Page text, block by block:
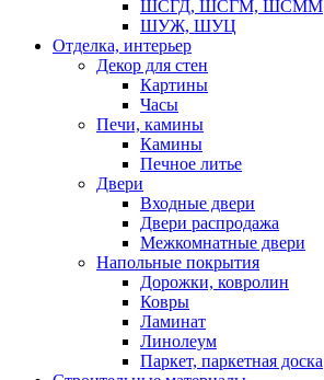
ШСГД, ШСГМ, ШСММ
ШУЖ, ШУЦ
Отделка, интерьер
Декор для стен
Картины
Часы
Печи, камины
Камины
Печное литье
Двери
Входные двери
Двери распродажа
Межкомнатные двери
Напольные покрытия
Дорожки, ковролин
Ковры
Ламинат
Линолеум
Паркет, паркетная доска